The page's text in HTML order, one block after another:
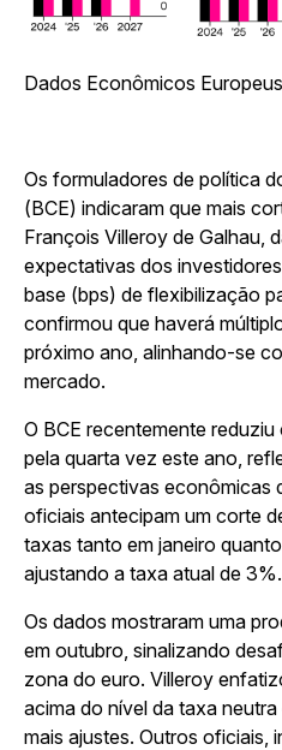
Dados Econômicos
Os formuladores de política
(BCE) indicaram que mais
François Villeroy de Galhau,
expectativas dos
base (bps) de flexibilização
confirmou que haverá
próximo ano, alinhando-se
mercado.
O BCE recentemente
pela quarta vez este ano,
as perspectivas econômicas
oficiais antecipam um corte
taxas tanto em janeiro
ajustando a taxa atual de 3%.
Os dados mostraram uma
em outubro, sinalizando
zona do euro. Villeroy
acima do nível da taxa
mais ajustes. Outros oficiais,